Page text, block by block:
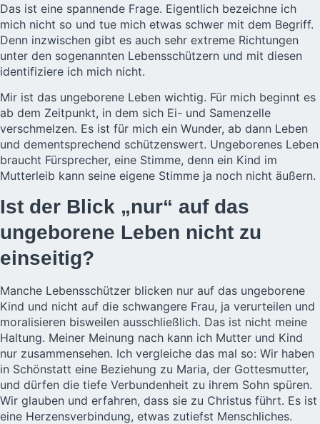
Das ist eine spannende Frage. Eigentlich bezeichne ich
mich nicht so und tue mich etwas schwer mit dem Begriff.
Denn inzwischen gibt es auch sehr extreme Richtungen
unter den sogenannten Lebensschützern und mit diesen
identifiziere ich mich nicht.
Mir ist das ungeborene Leben wichtig. Für mich beginnt es
ab dem Zeitpunkt, in dem sich Ei- und Samenzelle
verschmelzen. Es ist für mich ein Wunder, ab dann Leben
und dementsprechend schützenswert. Ungeborenes Leben
braucht Fürsprecher, eine Stimme, denn ein Kind im
Mutterleib kann seine eigene Stimme ja noch nicht äußern.
Ist der Blick „nur“ auf das
ungeborene Leben nicht zu
einseitig?
Manche Lebensschützer blicken nur auf das ungeborene
Kind und nicht auf die schwangere Frau, ja verurteilen und
moralisieren bisweilen ausschließlich. Das ist nicht meine
Haltung. Meiner Meinung nach kann ich Mutter und Kind
nur zusammensehen. Ich vergleiche das mal so: Wir haben
in Schönstatt eine Beziehung zu Maria, der Gottesmutter,
und dürfen die tiefe Verbundenheit zu ihrem Sohn spüren.
Wir glauben und erfahren, dass sie zu Christus führt. Es ist
eine Herzensverbindung, etwas zutiefst Menschliches.